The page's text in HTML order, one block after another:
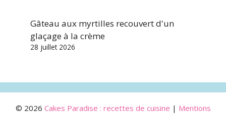
Gâteau aux myrtilles recouvert d'un
glaçage à la crème
28 juillet 2026
© 2026 Cakes Paradise : recettes de cuisine | Mentions